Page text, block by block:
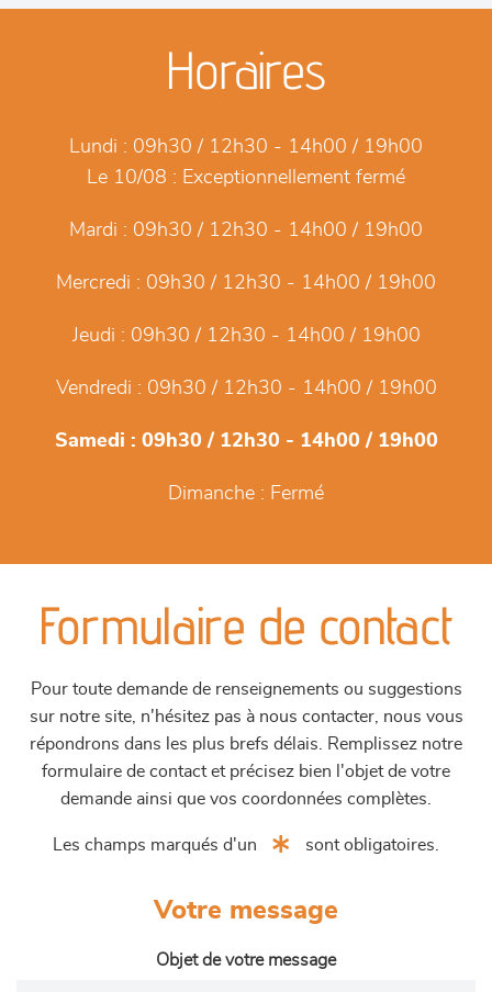
Horaires
Lundi : 09h30 / 12h30 - 14h00 / 19h00
Le 10/08 : Exceptionnellement fermé
Mardi : 09h30 / 12h30 - 14h00 / 19h00
Mercredi : 09h30 / 12h30 - 14h00 / 19h00
Jeudi : 09h30 / 12h30 - 14h00 / 19h00
Vendredi : 09h30 / 12h30 - 14h00 / 19h00
Samedi : 09h30 / 12h30 - 14h00 / 19h00
Dimanche : Fermé
Formulaire de contact
Pour toute demande de renseignements ou suggestions
sur notre site, n'hésitez pas à nous contacter, nous vous
répondrons dans les plus brefs délais. Remplissez notre
formulaire de contact et précisez bien l'objet de votre
demande ainsi que vos coordonnées complètes.
Les champs marqués d'un sont obligatoires.
Votre message
Objet de votre message